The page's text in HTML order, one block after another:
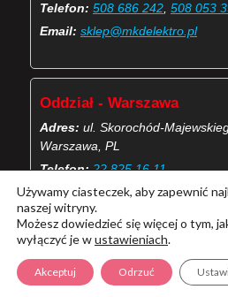
Telefon: 508 686 242 508 053
Email: sklep@mkdelektro.pl
Oddział - Warszawa
Adres: ul. Skorochód-
Warszawa, PL
Telefon: 22 825 16 11
Email: skorochod@mkdelektro.pl
(Więcej o kontaktach
Używamy ciasteczek, aby zapewnić
naszej witryny.
Możesz dowiedzieć się więcej o tym,
wyłączyć je wustawieniach.
Akceptuj Odrzuć